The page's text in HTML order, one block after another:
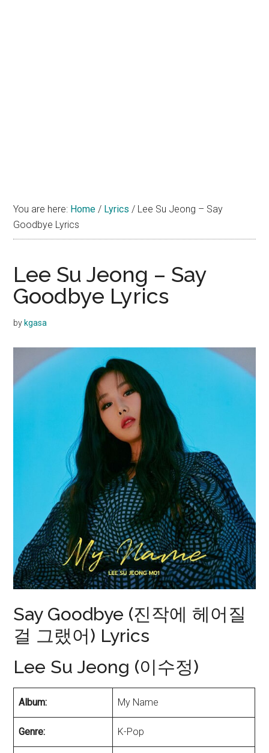
You are here: Home / Lyrics / Lee Su Jeong – Say
Goodbye Lyrics
Lee Su Jeong – Say
Goodbye Lyrics
by kgasa
Say Goodbye (진작에 헤어질
걸 그랬어) Lyrics
Lee Su Jeong (이수정)
Album: My Name
Genre: K-Pop